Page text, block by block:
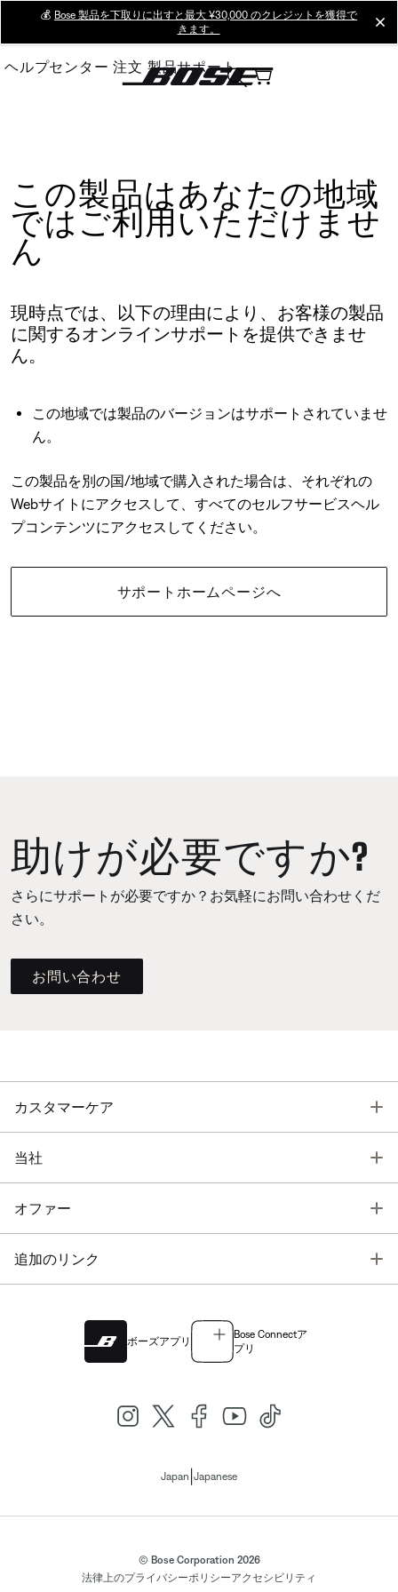
Main
💰 Bose 製品を下取りに出すと最大 ¥30,000 のクレジットを獲得で
きます。
ヘルプセンター 注文 製品サポート
この製品はあなたの地域
ではご利用いただけませ
ん
現時点では、以下の理由により、お客様の製品
に関するオンラインサポートを提供できませ
ん。
この地域では製品のバージョンはサポートされていませ
ん。
この製品を別の国/地域で購入された場合は、それぞれの
Webサイトにアクセスして、すべてのセルフサービスヘル
プコンテンツにアクセスしてください。
サポートホームページへ
助けが必要ですか?
さらにサポートが必要ですか？お気軽にお問い合わせくだ
さい。
お問い合わせ
カスタマーケア
当社
オファー
追加のリンク
ボーズアプリ
Bose Connectア
プリ
Japan Japanese
© Bose Corporation 2026
法律上のプライバシーポリシーアクセシビリティ